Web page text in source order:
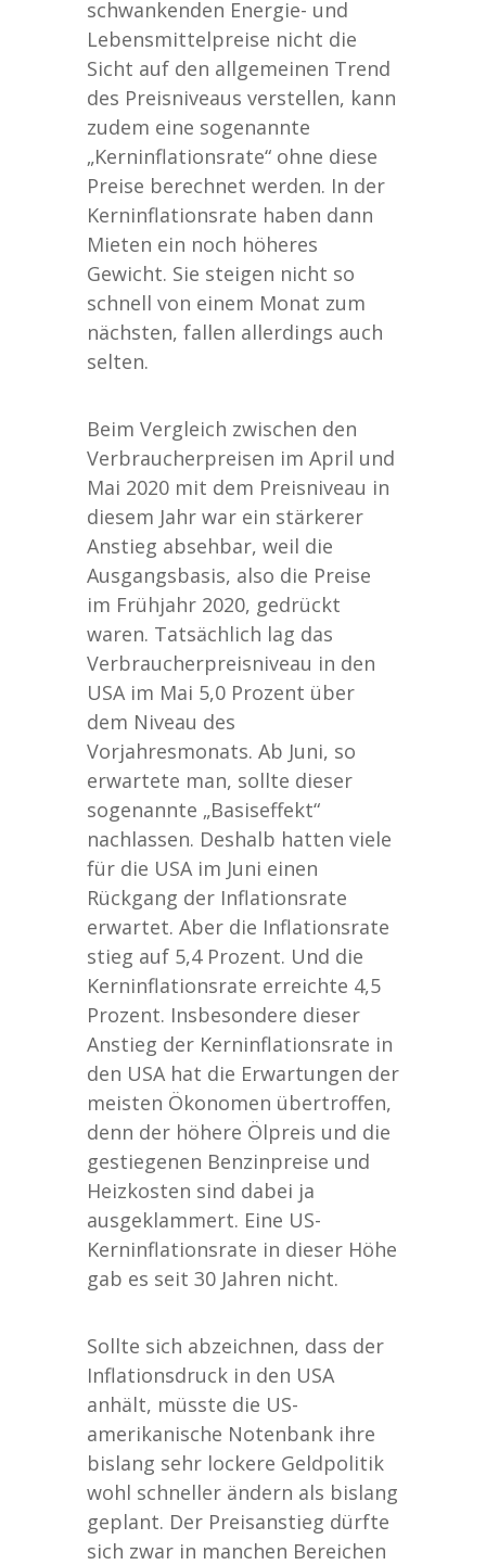
schwankenden Energie- und
Lebensmittelpreise nicht die
Sicht auf den allgemeinen Trend
des Preisniveaus verstellen, kann
zudem eine sogenannte
„Kerninflationsrate“ ohne diese
Preise berechnet werden. In der
Kerninflationsrate haben dann
Mieten ein noch höheres
Gewicht. Sie steigen nicht so
schnell von einem Monat zum
nächsten, fallen allerdings auch
selten.
Beim Vergleich zwischen den
Verbraucherpreisen im April und
Mai 2020 mit dem Preisniveau in
diesem Jahr war ein stärkerer
Anstieg absehbar, weil die
Ausgangsbasis, also die Preise
im Frühjahr 2020, gedrückt
waren. Tatsächlich lag das
Verbraucherpreisniveau in den
USA im Mai 5,0 Prozent über
dem Niveau des
Vorjahresmonats. Ab Juni, so
erwartete man, sollte dieser
sogenannte „Basiseffekt“
nachlassen. Deshalb hatten viele
für die USA im Juni einen
Rückgang der Inflationsrate
erwartet. Aber die Inflationsrate
stieg auf 5,4 Prozent. Und die
Kerninflationsrate erreichte 4,5
Prozent. Insbesondere dieser
Anstieg der Kerninflationsrate in
den USA hat die Erwartungen der
meisten Ökonomen übertroffen,
denn der höhere Ölpreis und die
gestiegenen Benzinpreise und
Heizkosten sind dabei ja
ausgeklammert. Eine US-
Kerninflationsrate in dieser Höhe
gab es seit 30 Jahren nicht.
Sollte sich abzeichnen, dass der
Inflationsdruck in den USA
anhält, müsste die US-
amerikanische Notenbank ihre
bislang sehr lockere Geldpolitik
wohl schneller ändern als bislang
geplant. Der Preisanstieg dürfte
sich zwar in manchen Bereichen